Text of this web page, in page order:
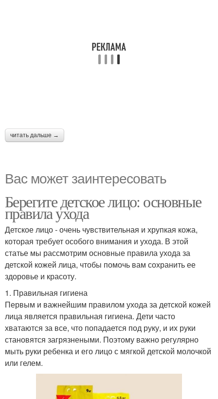
читать дальше →
Вас может заинтересовать
Берегите детское лицо: основные
правила ухода
Детское лицо - очень чувствительная и хрупкая кожа,
которая требует особого внимания и ухода. В этой
статье мы рассмотрим основные правила ухода за
детской кожей лица, чтобы помочь вам сохранить ее
здоровье и красоту.
1. Правильная гигиена
Первым и важнейшим правилом ухода за детской кожей
лица является правильная гигиена. Дети часто
хватаются за все, что попадается под руку, и их руки
становятся загрязнеными. Поэтому важно регулярно
мыть руки ребенка и его лицо с мягкой детской молочкой
или гелем.